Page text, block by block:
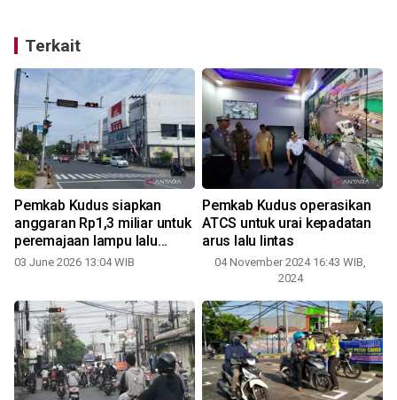
Terkait
Pemkab Kudus siapkan
anggaran Rp1,3 miliar untuk
peremajaan lampu lalu
lintas
03 June 2026 13:04 WIB
Pemkab Kudus operasikan
ATCS untuk urai kepadatan
arus lalu lintas
04 November 2024 16:43 WIB,
2024